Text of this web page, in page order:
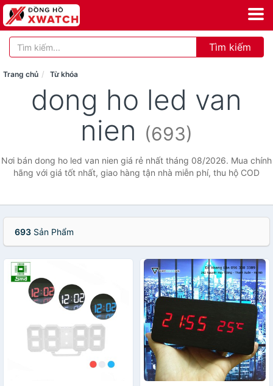
Tìm kiếm
Trang chủ Từ khóa
dong ho led van
nien (693)
Nơi bán dong ho led van nien giá rẻ nhất tháng 08/2026. Mua chính
hãng với giá tốt nhất, giao hàng tận nhà miễn phí, thu hộ COD
693 Sản Phẩm